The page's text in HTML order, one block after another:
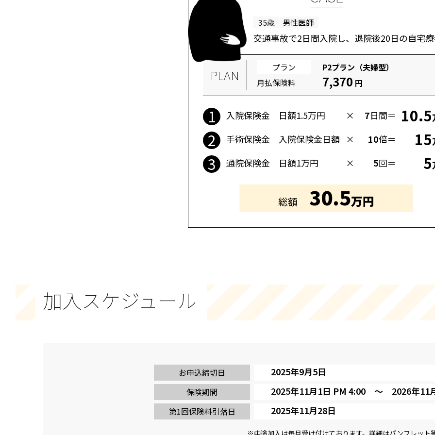
35歳 男性医師
交通事故で2日間入院し、退院後20日の自宅
PLAN
プラン
月払保険料
P2プラン（夫婦型）
7,370 円
1 入院保険金 日額1.5万円 × 7日間＝ 10.5
2 手術保険金 入院保険金日額 × 10倍＝ 15
3 通院保険金 日額1万円 × 5回＝ 5
総額 30.5万円
加入スケジュール
お申込締切日 2025年9月5日
保険期間 2025年11月1日 PM 4:00 ～ 2026年11
第1回保険料引落日 2025年11月28日
※中途加入は毎月受け付けております。詳細はパンフレット